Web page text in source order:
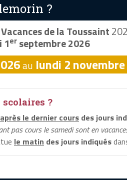
?
Vacances de la Toussaint
1erseptembre 2026
au lundi 2
?
après le dernier cours des jours
pas cours le samedi sont en
le matin des jours indiqués